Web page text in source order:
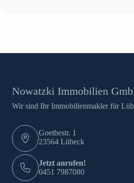
Nowatzki Immobilien
Wir sind Ihr Immobilienmakler für
Goethestr. 1
23564 Lübeck
Jetzt anrufen!
0451 7987080